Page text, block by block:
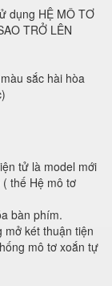
dụng HỆ MÔ TƠ
TRỞ LÊN
sắc hài hòa
tử là model mới
thế Hệ mô tơ
bàn phím.
mở két thuận tiện
mô tơ xoắn tự